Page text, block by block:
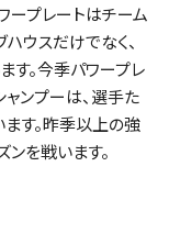
ープレートはチーム
ウスだけでなく、
す。今季パワープレ
ンプーは、選手た
ます。昨季以上の強
を戦います。